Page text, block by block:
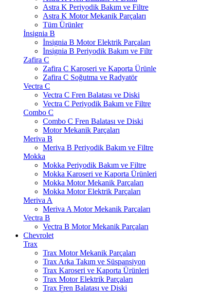
Astra K Periyodik Bakım ve Filtre
Astra K Motor Mekanik Parçaları
Tüm Ürünler
İnsignia B
İnsignia B Motor Elektrik Parçaları
İnsignia B Periyodik Bakım ve Filtr
Zafira C
Zafira C Karoseri ve Kaporta Ürünle
Zafira C Soğutma ve Radyatör
Vectra C
Vectra C Fren Balatası ve Diski
Vectra C Periyodik Bakım ve Filtre
Combo C
Combo C Fren Balatası ve Diski
Motor Mekanik Parçaları
Meriva B
Meriva B Periyodik Bakım ve Filtre
Mokka
Mokka Periyodik Bakım ve Filtre
Mokka Karoseri ve Kaporta Ürünleri
Mokka Motor Mekanik Parçaları
Mokka Motor Elektrik Parçaları
Meriva A
Meriva A Motor Mekanik Parçaları
Vectra B
Vectra B Motor Mekanik Parçaları
Chevrolet
Trax
Trax Motor Mekanik Parçaları
Trax Arka Takım ve Süspansiyon
Trax Karoseri ve Kaporta Ürünleri
Trax Motor Elektrik Parçaları
Trax Fren Balatası ve Diski